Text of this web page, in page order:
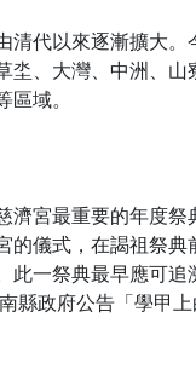
清代以來逐漸擴大
坔、大灣、中洲、
域。
濟宮最重要的年度
的儀式，在謁祖祭
此一祭典最早應可
縣政府公告「學甲